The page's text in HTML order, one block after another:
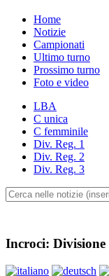
Home
Notizie
Campionati
Ultimo turno
Prossimo turno
Foto e video
LBA
C unica
C femminile
Div. Reg. 1
Div. Reg. 2
Div. Reg. 3
Incroci: